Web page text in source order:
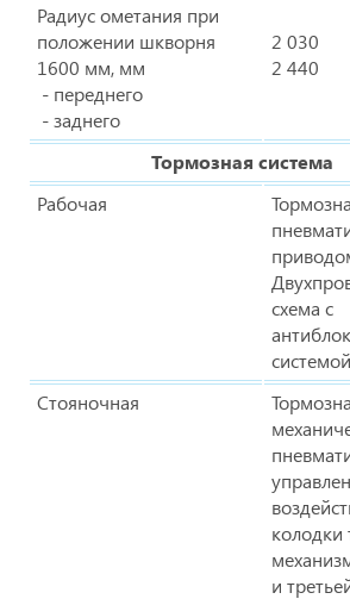
Радиус ометания при
положении шкворня
1600 мм, мм
- переднего
- заднего
2 030
2 440
Тормозная система
Рабочая
схема с
Стояночная
колодки
и